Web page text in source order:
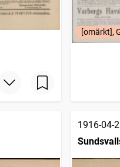
[omärkt],
1916-04-